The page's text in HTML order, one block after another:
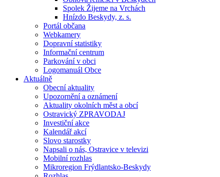
Spolek Žijeme na Vrchách
Hnízdo Beskydy, z. s.
Portál občana
Webkamery
Dopravní statistiky
Informační centrum
Parkování v obci
Logomanuál Obce
Aktuálně
Obecní aktuality
Upozornění a oznámení
Aktuality okolních měst a obcí
Ostravický ZPRAVODAJ
Investiční akce
Kalendář akcí
Slovo starostky
Napsali o nás, Ostravice v televizi
Mobilní rozhlas
Mikroregion Frýdlantsko-Beskydy